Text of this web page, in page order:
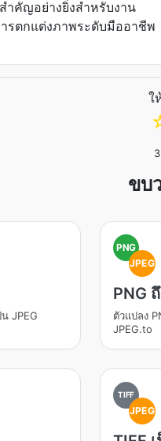
ำคัญอย่างยิ่งสำหรับงาน
รตกแต่งภาพระดับมืออาชีพ
ใ
ขบ
JPEG
PNG
JPEG
PNG
ตัวแปลง
JPEG.to
TIFF
JPEG